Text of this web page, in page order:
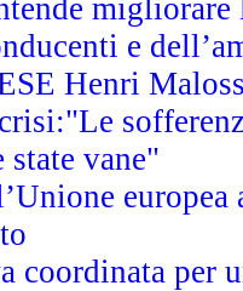
e
Henri
state vane"
coordinata